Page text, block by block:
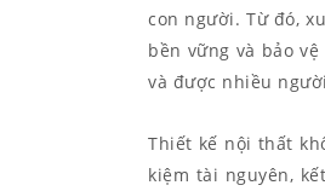
con người. Từ đó,
bền vững và bảo
và được nhiều
Thiết kế nội thất
kiệm tài nguyên,